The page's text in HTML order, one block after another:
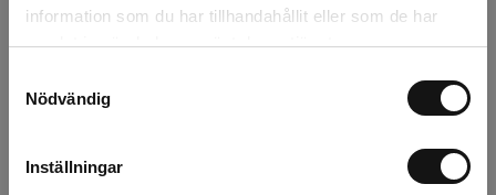
information som du har tillhandahållit eller som de har
samlat in när du har använt deras tjänster.
Nödvändig
Inställningar
Årsta 15 st